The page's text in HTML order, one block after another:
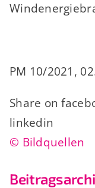
PM 10/2021,
Share on
linkedin
© Bildquellen